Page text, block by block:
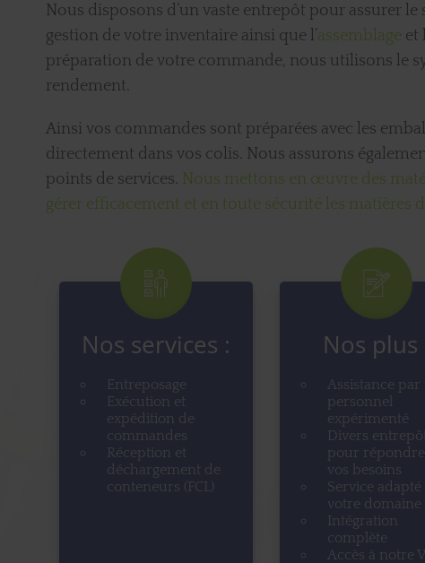
Nous disposons d’un vaste entrepôt pour assurer
gestion de votre inventaire ainsi que l’assemblage et
préparation de votre commande, nous utilisons le
rendement.
Ainsi vos commandes sont préparées avec les
directement dans vos colis. Nous assurons
points de services. Nous mettons en œuvre des
gérer efficacement et en toute sécurité les matières
Nos services :
Entreposage
Exécution et
expédition de
commandes
Réception et
déchargement de
conteneurs (FCL)
Nos plus
Assistance par
personnel
expérimenté
Divers
pour répondre
vos besoins
Service adapté
votre domaine
Intégration
complète
Accès à notre